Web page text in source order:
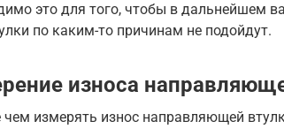
это для того, чтобы в дальнейшем
по каким-то причинам не подойдут.
износа
чем измерять износ направляющей